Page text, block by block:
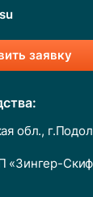
заявку
обл.,
«Зингер-